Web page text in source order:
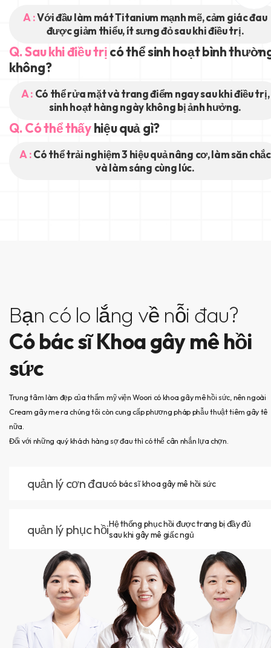
A :Với đầu làm mát Titanium mạnh mẽ, cảm giác đau
được giảm thiểu, ít sưng đỏ sau khi điều trị.
Q. Sau khi điều trịcó thể sinh hoạt bình
không?
A : Có thể rửa mặt và trang điểm ngay sau khi điều trị,
sinh hoạt hàng ngày không bị ảnh hưởng.
Q. Có thể thấyhiệu quả gì?
A :Có thể trải nghiệm 3 hiệu quả nâng cơ, làm săn chắc
và làm sáng cùng lúc.
Bạn có lo lắng về nỗi đau?
Có bác sĩ Khoa gây mê hồi
sức
Trung tâm làm đẹp của thẩm mỹ viện Woori có khoa gây mê hồi sức, nên ngoài
Cream gây me ra chúng tôi còn cung cấp phương pháp phẫu thuật tiêm gây tê
nữa.
Đối với những quý khách hàng sợ đau thì có thể cân nhắn lựa chợn.
quản lý cơn đaucó bác sĩ khoa gây mê hồi sức
quản lý phục hồiHệ thống phục hồi được trang bị đầy đủ
sau khi gây mê giấc ngủ